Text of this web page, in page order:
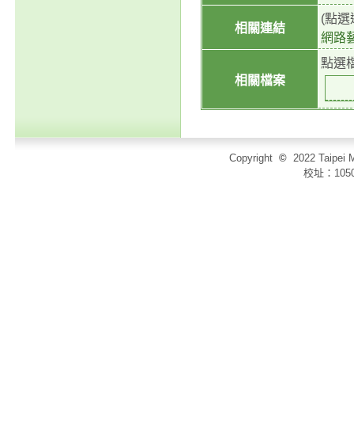
相關連結
(點選
網路
相關檔案
點選
Copyright © 2022 Taipei
校址：